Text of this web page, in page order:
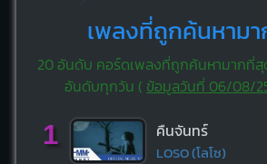
เพลงที่ถูกค้นหาม
20 อันดับ คอร์ดเพลงที่ถูกค้นหามากที่สุ
อันดับทุกวัน ( ข้อมูลวันที่ 06/08/
1 คืนจันทร์
LOSO (โลโซ)